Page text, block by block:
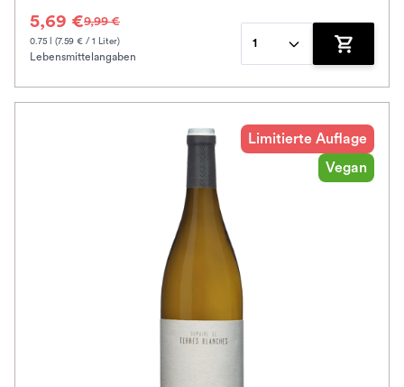
5,69 €9,99 €
0.75 l (7.59 € / 1 Liter)
Lebensmittelangaben
1
Zum
Limitierte Auflage
Vegan